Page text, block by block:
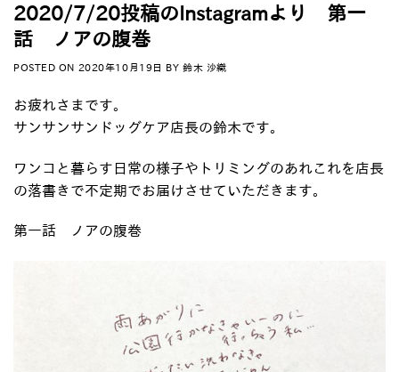
2020/7/20投稿のInstagramより 第一
話 ノアの腹巻
POSTED ON 2020年10月19日 BY鈴木 沙織
お疲れさまです。
サンサンサンドッグケア店長の鈴木です。
ワンコと暮らす日常の様子やトリミングのあれこれを店長
の落書きで不定期でお届けさせていただきます。
第一話 ノアの腹巻